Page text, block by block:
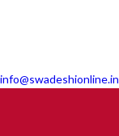
info@swadeshionline.in